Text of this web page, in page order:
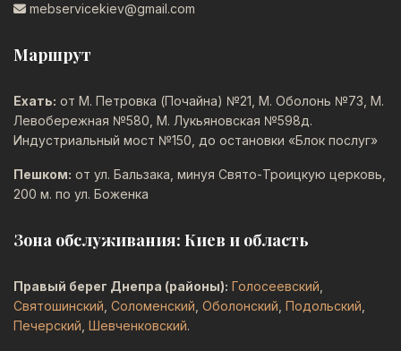
mebservicekiev@gmail.com
Маршрут
Ехать: от М. Петровка (Почайна) №21, М. Оболонь №73, М.
Левобережная №580, М. Лукьяновская №598д.
Индустриальный мост №150, до остановки «Блок послуг»
Пешком: от ул. Бальзака, минуя Свято-Троицкую церковь,
200 м. по ул. Боженка
Зона обслуживания: Киев и область
Правый берег Днепра (районы): Голосеевский
Святошинский Соломенский Оболонский Подольский
Печерский Шевченковский.